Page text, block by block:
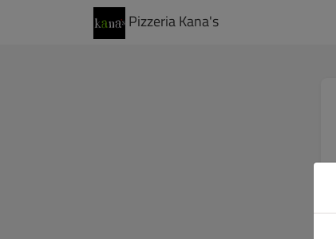
Pizzeria Kana's